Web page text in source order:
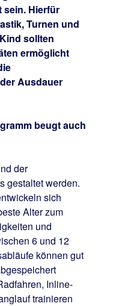
sein. Hierfür
Turnen und
sollten
ermöglicht
Ausdauer
beugt auch
der
gestaltet werden.
sich
Alter zum
und
6 und 12
können gut
Inline-
trainieren